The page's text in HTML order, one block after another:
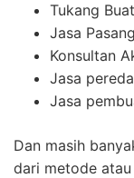
Tukang
Jasa
Konsultan
Jasa
Jasa
Dan masih
dari metode